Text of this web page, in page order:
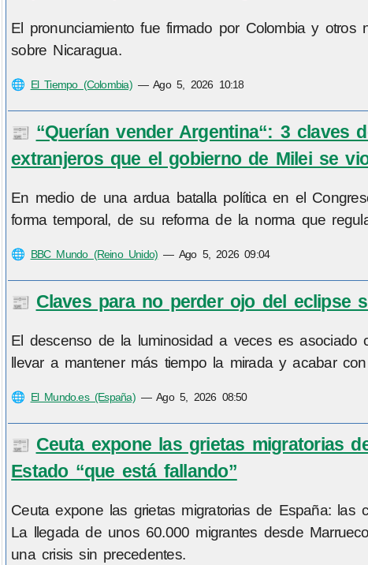
El pronunciamiento fue firmado por Colombia y
sobre Nicaragua.
🌐 El Tiempo (Colombia)—Ago 5, 2026 10:18
📰 “Querían vender Argentina“: 3 claves
extranjeros que el gobierno de Milei se
En medio de una ardua batalla política en el
forma temporal, de su reforma de la norma que
🌐 BBC Mundo (Reino Unido) — Ago 5, 2026 09:04
📰 Claves para no perder ojo del eclipse
El descenso de la luminosidad a veces es
llevar a mantener más tiempo la mirada y acabar
🌐 El Mundo.es (España)—Ago 5, 2026 08:50
📰 Ceuta expone las grietas migratorias
Estado “que está fallando”
Ceuta expone las grietas migratorias de España: las
La llegada de unos 60.000 migrantes desde
una crisis sin precedentes.